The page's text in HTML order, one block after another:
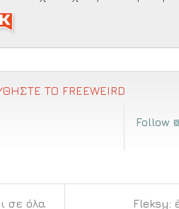
ΤΟ FREEWEIRD
Follow
σε όλα
Fleksy: